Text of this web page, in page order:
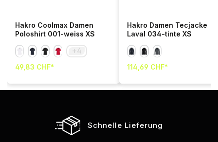
Hakro Coolmax Damen
Poloshirt 001-weiss XS
+4
49,83 CHF*
Hakro Damen Tecjacke
Laval 034-tinte XS
114,69 CHF*
Schnelle Lieferung